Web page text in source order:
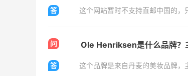
答 这个网站暂时不支持直邮中国的，
问 Ole Henriksen是什么品牌？
答 这个品牌是来自丹麦的美妆品牌，